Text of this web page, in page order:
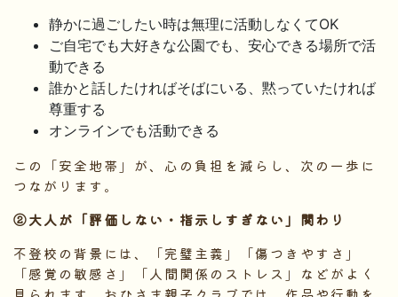
静かに過ごしたい時は無理に活動しなくてOK
ご自宅でも大好きな公園でも、安心できる場所で活
動できる
誰かと話したければそばにいる、黙っていたければ
尊重する
オンラインでも活動できる
この「安全地帯」が、心の負担を減らし、次の一歩に
つながります。
②大人が「評価しない・指示しすぎない」関わり
不登校の背景には、「完璧主義」「傷つきやすさ」
「感覚の敏感さ」「人間関係のストレス」などがよく